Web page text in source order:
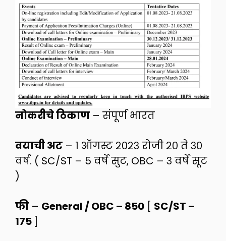
नोकरीचे ठिकाण – संपूर्ण भारत
वयाची अट – 1 ऑगस्ट २०२३ रोजी २० ते ३०
वर्ष. ( SC/ST – 5 वर्षे सुट, OBC – ३ वर्षे सूट
)
फी – General / OBC – 850 [ SC/ST –
175 ]